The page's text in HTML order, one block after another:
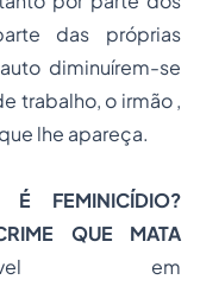
das próprias
diminuírem-se
trabalho, o irmão ,
lhe apareça.
FEMINICÍDIO?
QUE MATA
em